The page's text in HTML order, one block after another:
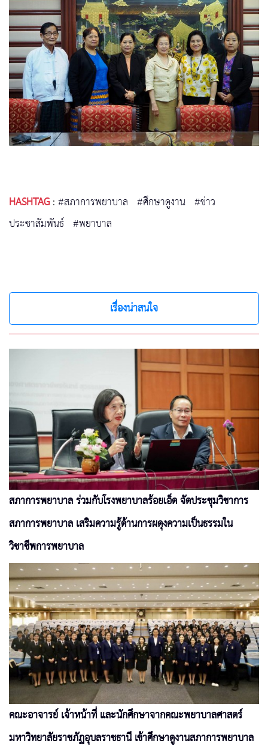
HASHTAG:#สภาการพยาบาล #ศึกษาดูงาน #ข่าว
ประชาสัมพันธ์ #พยาบาล
เรื่องน่าสนใจ
สภาการพยาบาล ร่วมกับโรงพยาบาลร้อยเอ็ด จัดประชุมวิชาการ
สภาการพยาบาล เสริมความรู้ด้านการผดุงความเป็นธรรมใน
วิชาชีพการพยาบาล
คณะอาจารย์ เจ้าหน้าที่ และนักศึกษาจากคณะพยาบาลศาสตร์
มหาวิทยาลัยราชภัฏอุบลราชธานี เข้าศึกษาดูงานสภาการพยาบาล